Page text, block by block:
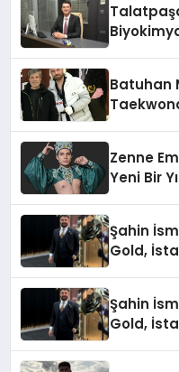
Batuhan
Zenne
Yeni Bir
Şahin
Gold,
Şahin
Gold,